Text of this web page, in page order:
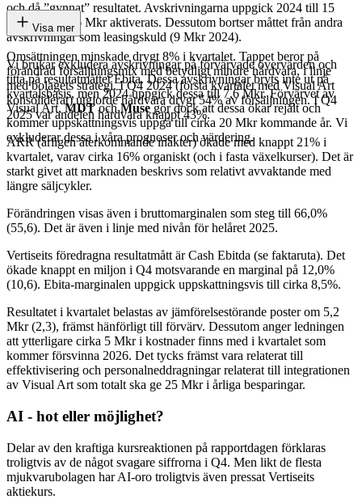
och då ”gynnat” resultatet. Avskrivningarna uppgick 2024 till 15
Mkr medan 16 Mkr aktiverats. Dessutom bortser måttet från andra
avskrivningar som leasingskuld (9 Mkr 2024).
Vi brukar exkludera avskrivningar på förvärvade övervärden och
titta på resultatmåttet Ebita. Dessa avskrivningar bryts inte ut på
kvartalsbasis, men 2024 uppgick dessa till 7,6 Mkr. Förvärvet av
Visual Art,MDTochMusegör dock att dessa ökar rejält och
kommer uppskattningsvis uppgå till cirka 20 Mkr kommande år. Vi
exkluderar dessa i våra prognoser och värdering.
Visa mer
Omsättningen minskade drygt 8% i kvartalet. Tappet beror på
förändrad försäljningsmix med betydligt mindre hårdvara, i linje
med bolagets strategi. I Q4 2024 (första kvartalet med Visual Art
konsoliderat) utgjorde hårdvara drygt 54% av försäljningen. I Q4
2025 var andelen hårdvara knappt 43%.
ARR (årligen återkommande inäkter) ökade med knappt 21% i
kvartalet, varav cirka 16% organiskt (och i fasta växelkurser). Det är
starkt givet att marknaden beskrivs som relativt avvaktande med
längre säljcykler.
Förändringen visas även i bruttomarginalen som steg till 66,0%
(55,6). Det är även i linje med nivån för helåret 2025.
Vertiseits föredragna resultatmått är Cash Ebitda (se faktaruta). Det
ökade knappt en miljon i Q4 motsvarande en marginal på 12,0%
(10,6). Ebita-marginalen uppgick uppskattningsvis till cirka 8,5%.
Resultatet i kvartalet belastas av jämförelsestörande poster om 5,2
Mkr (2,3), främst hänförligt till förvärv. Dessutom anger ledningen
att ytterligare cirka 5 Mkr i kostnader finns med i kvartalet som
kommer försvinna 2026. Det tycks främst vara relaterat till
effektivisering och personalneddragningar relaterat till integrationen
av Visual Art som totalt ska ge 25 Mkr i årliga besparingar.
AI - hot eller möjlighet?
Delar av den kraftiga kursreaktionen på rapportdagen förklaras
troligtvis av de något svagare siffrorna i Q4. Men likt de flesta
mjukvarubolagen har AI-oro troligtvis även pressat Vertiseits
aktiekurs.